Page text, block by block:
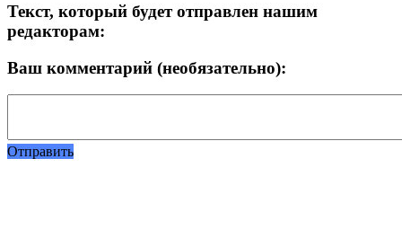
Текст, который будет отправлен нашим
редакторам:
Ваш комментарий (необязательно):
Отправить